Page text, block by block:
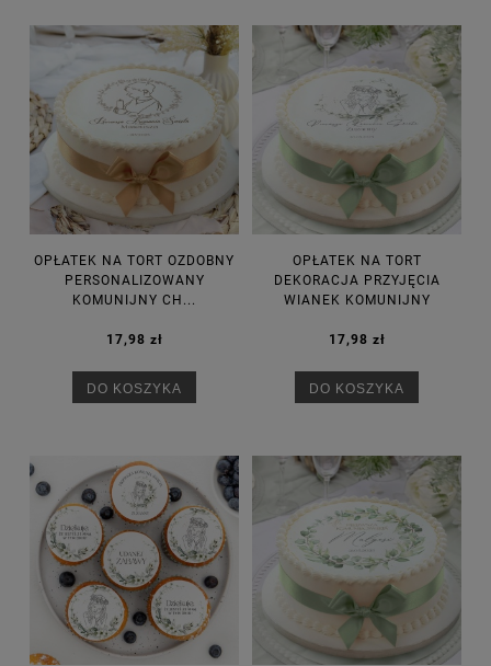
OPŁATEK NA TORT OZDOBNY
PERSONALIZOWANY
KOMUNIJNY CH...
17,98 zł
DO KOSZYKA
OPŁATEK NA TORT
DEKORACJA PRZYJĘCIA
WIANEK KOMUNIJNY
17,98 zł
DO KOSZYKA